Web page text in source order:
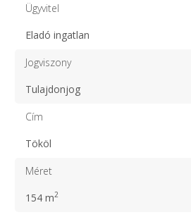
Ügyvitel
Eladó ingatlan
Jogviszony
Tulajdonjog
Cím
Tököl
Méret
154 m2